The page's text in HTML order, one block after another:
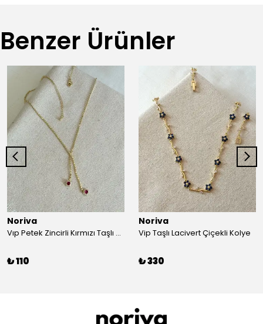
Benzer Ürünler
Noriva
Vıp Petek Zincirli Kırmızı Taşlı Kolye
₺ 110
Noriva
Vip Taşlı Lacivert Çiçekli Kolye
₺ 330